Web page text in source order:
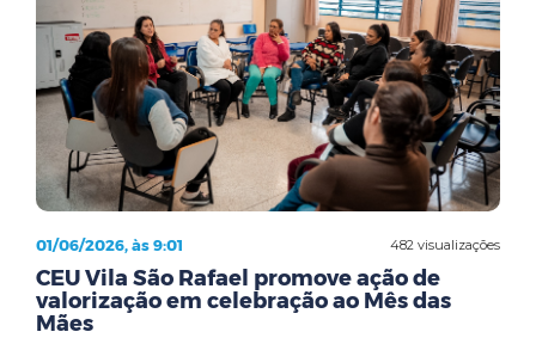
482 visualizações
01/06/2026, às 9:01
CEU Vila São Rafael promove ação de
valorização em celebração ao Mês das
Mães